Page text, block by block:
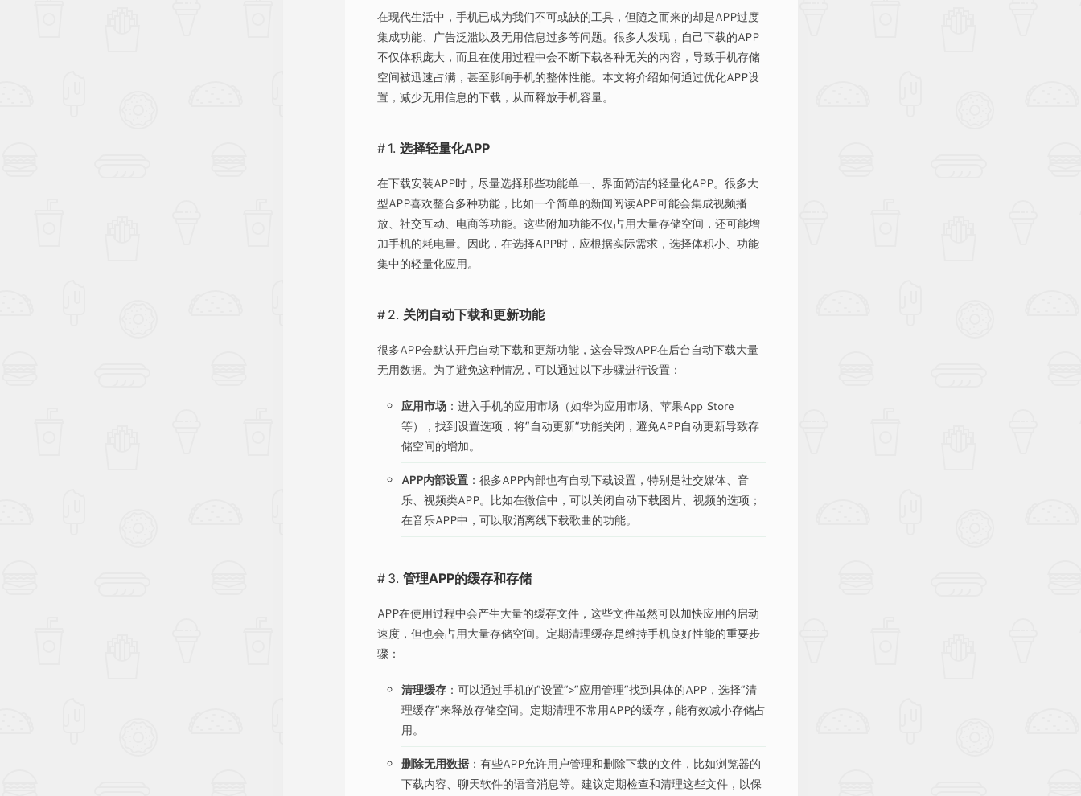
在现代生活中，手机已成为我们不可或缺的工具，但随之而来的却是APP过度
集成功能、广告泛滥以及无用信息过多等问题。很多人发现，自己下载的APP
不仅体积庞大，而且在使用过程中会不断下载各种无关的内容，导致手机存储
空间被迅速占满，甚至影响手机的整体性能。本文将介绍如何通过优化APP设
置，减少无用信息的下载，从而释放手机容量。
1. 选择轻量化APP
在下载安装APP时，尽量选择那些功能单一、界面简洁的轻量化APP。很多大
型APP喜欢整合多种功能，比如一个简单的新闻阅读APP可能会集成视频播
放、社交互动、电商等功能。这些附加功能不仅占用大量存储空间，还可能增
加手机的耗电量。因此，在选择APP时，应根据实际需求，选择体积小、功能
集中的轻量化应用。
2. 关闭自动下载和更新功能
很多APP会默认开启自动下载和更新功能，这会导致APP在后台自动下载大量
无用数据。为了避免这种情况，可以通过以下步骤进行设置：
应用市场：进入手机的应用市场（如华为应用市场、苹果App Store
等），找到设置选项，将“自动更新”功能关闭，避免APP自动更新导致存
储空间的增加。
APP内部设置：很多APP内部也有自动下载设置，特别是社交媒体、音
乐、视频类APP。比如在微信中，可以关闭自动下载图片、视频的选项；
在音乐APP中，可以取消离线下载歌曲的功能。
3. 管理APP的缓存和存储
APP在使用过程中会产生大量的缓存文件，这些文件虽然可以加快应用的启动
速度，但也会占用大量存储空间。定期清理缓存是维持手机良好性能的重要步
骤：
清理缓存：可以通过手机的“设置”>“应用管理”找到具体的APP，选择“清
理缓存”来释放存储空间。定期清理不常用APP的缓存，能有效减小存储占
用。
删除无用数据：有些APP允许用户管理和删除下载的文件，比如浏览器的
下载内容、聊天软件的语音消息等。建议定期检查和清理这些文件，以保